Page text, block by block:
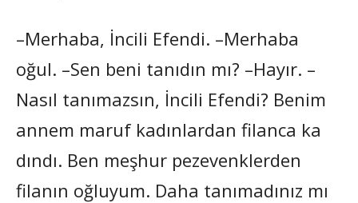
–Merhaba, İncili Efendi. –Merhaba
oğul. –Sen beni tanıdın mı? –Hayır. –
Nasıl tanımazsın, İncili Efendi? Benim
annem maruf kadınlardan filanca ka
dındı. Ben meşhur pezevenklerden
filanın oğluyum. Daha tanımadınız mı